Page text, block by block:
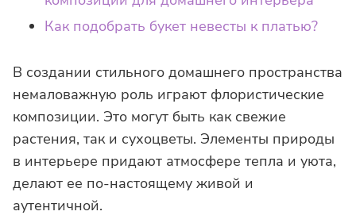
Как подобрать букет невесты к платью?
В создании стильного домашнего пространства
немаловажную роль играют флористические
композиции. Это могут быть как свежие
растения, так и сухоцветы. Элементы природы
в интерьере придают атмосфере тепла и уюта,
делают ее по-настоящему живой и
аутентичной.